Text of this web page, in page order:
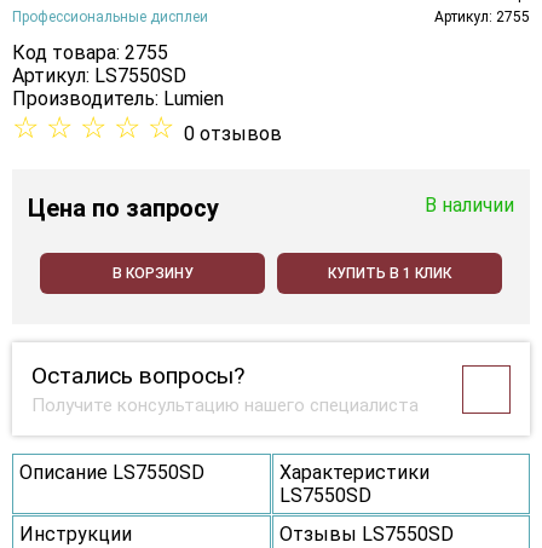
Профессиональные дисплеи Артикул: 2755
Код товара: 2755
Артикул: LS7550SD
Производитель: Lumien
☆ ☆ ☆ ☆ ☆ 0 отзывов
Цена по запросу В наличии
В КОРЗИНУ КУПИТЬ В 1 КЛИК
Остались вопросы?
Получите консультацию нашего специалиста
Описание LS7550SD
Характеристики
LS7550SD
Инструкции
Отзывы LS7550SD